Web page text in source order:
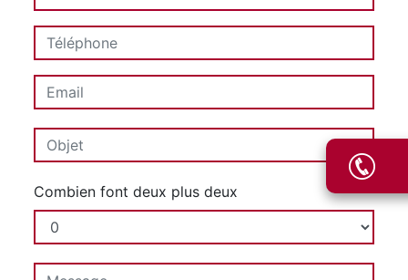
Combien font deux plus deux